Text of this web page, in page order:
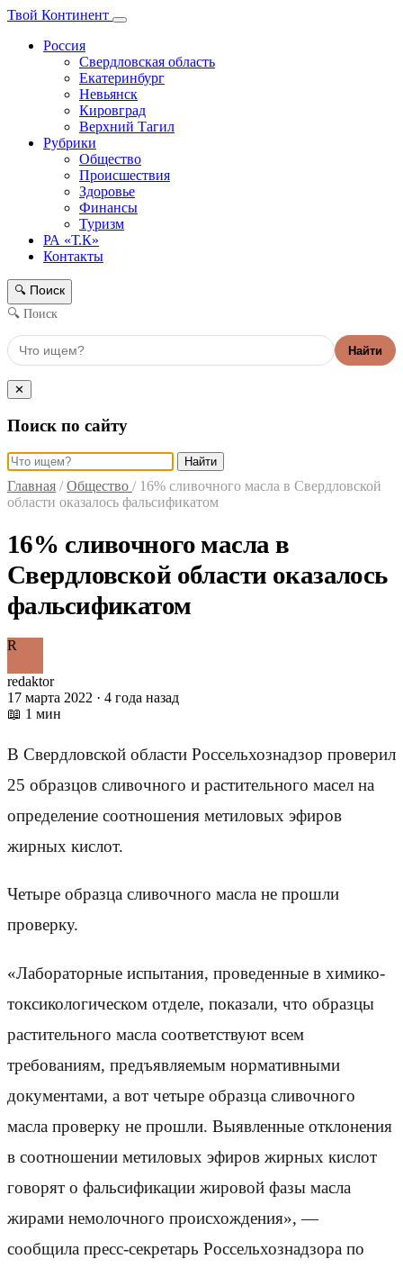
Твой Континент
Россия
Свердловская область
Екатеринбург
Невьянск
Кировград
Верхний Тагил
Рубрики
Общество
Происшествия
Здоровье
Финансы
Туризм
РА «Т.К»
Контакты
🔍 Поиск
🔍 Поиск
Найти
✕
Поиск по сайту
Найти
Главная / Общество / 16% сливочного масла в Свердловской
области оказалось фальсификатом
16% сливочного масла в
Свердловской области оказалось
фальсификатом
R
redaktor
17 марта 2022 · 4 года назад
📖 1 мин
В Свердловской области Россельхознадзор проверил
25 образцов сливочного и растительного масел на
определение соотношения метиловых эфиров
жирных кислот.
Четыре образца сливочного масла не прошли
проверку.
«Лабораторные испытания, проведенные в химико-
токсикологическом отделе, показали, что образцы
растительного масла соответствуют всем
требованиям, предъявляемым нормативными
документами, а вот четыре образца сливочного
масла проверку не прошли. Выявленные отклонения
в соотношении метиловых эфиров жирных кислот
говорят о фальсификации жировой фазы масла
жирами немолочного происхождения», —
сообщила пресс-секретарь Россельхознадзора по